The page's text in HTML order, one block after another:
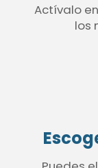
Actívalo
los